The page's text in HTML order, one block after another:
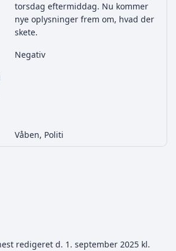
torsdag eftermiddag. Nu kommer
nye oplysninger frem om, hvad der
skete.
Negativ
Våben, Politi
redigeret d. 1. september 2025 kl.